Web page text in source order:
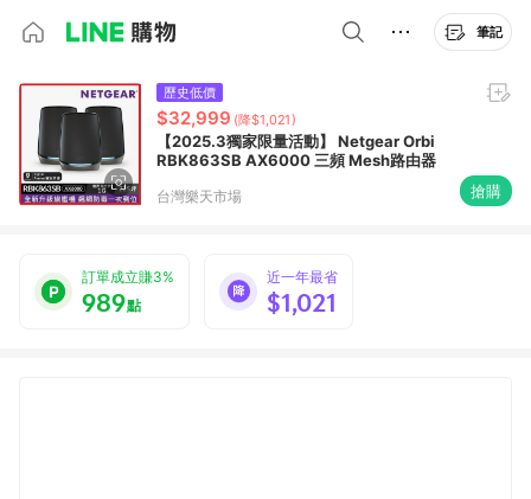
筆記
歷史低價
$32,999 (降$1,021)
【2025.3獨家限量活動】 Netgear Orbi
RBK863SB AX6000 三頻 Mesh路由器
台灣樂天市場 搶購
訂單成立賺3%
989點
近一年最省
$1,021